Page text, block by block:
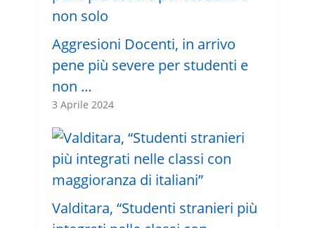
Aggresioni Docenti, in arrivo
pene più severe per studenti e
non …
3 Aprile 2024
Valditara, “Studenti stranieri più